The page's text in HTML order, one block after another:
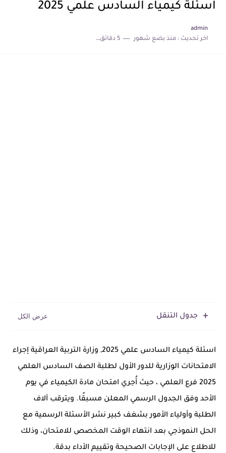
اسئلة كيمياء السادس علمي 2025
admin
اخر تحديث :منذ بضع شهور 5 دقائق للقراءة
جدول التنقل
اسئلة كيمياء السادس علمي 2025,
وزارة التربية العراقية إجراء
الامتحانات الوزارية للدور الأول لطلبة الصف السادس العلمي
2025 فرع العلمي ، حيث أُجري امتحان مادة الكيمياء في يوم
الأحد وفق الجدول الرسمي المعلن مسبقًا. ويترقب آلاف
الطلبة وأولياء الأمور بشغف كبير نشر الأسئلة الرسمية مع
الحل النموذجي بعد انتهاء الوقت المخصص للامتحان، وذلك
للاطلاع على الإجابات الصحيحة وتقييم الأداء بدقة.